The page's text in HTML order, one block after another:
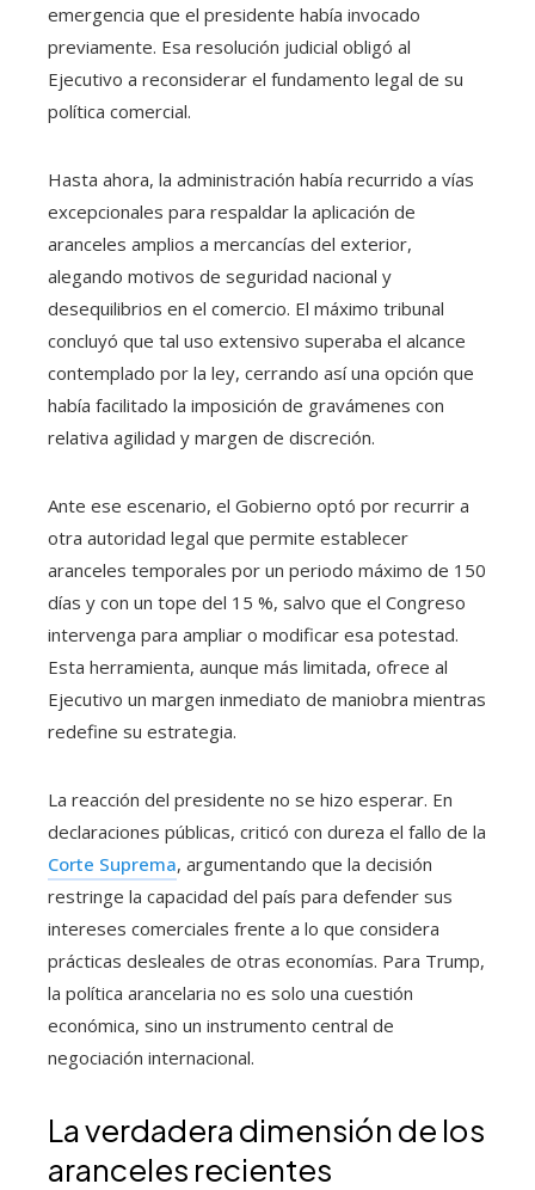
emergencia que el presidente había invocado
previamente. Esa resolución judicial obligó al
Ejecutivo a reconsiderar el fundamento legal de su
política comercial.
Hasta ahora, la administración había recurrido a vías
excepcionales para respaldar la aplicación de
aranceles amplios a mercancías del exterior,
alegando motivos de seguridad nacional y
desequilibrios en el comercio. El máximo tribunal
concluyó que tal uso extensivo superaba el alcance
contemplado por la ley, cerrando así una opción que
había facilitado la imposición de gravámenes con
relativa agilidad y margen de discreción.
Ante ese escenario, el Gobierno optó por recurrir a
otra autoridad legal que permite establecer
aranceles temporales por un periodo máximo de 150
días y con un tope del 15 %, salvo que el Congreso
intervenga para ampliar o modificar esa potestad.
Esta herramienta, aunque más limitada, ofrece al
Ejecutivo un margen inmediato de maniobra mientras
redefine su estrategia.
La reacción del presidente no se hizo esperar. En
declaraciones públicas, criticó con dureza el fallo de la
Corte Suprema, argumentando que la decisión
restringe la capacidad del país para defender sus
intereses comerciales frente a lo que considera
prácticas desleales de otras economías. Para Trump,
la política arancelaria no es solo una cuestión
económica, sino un instrumento central de
negociación internacional.
La verdadera dimensión de los
aranceles recientes